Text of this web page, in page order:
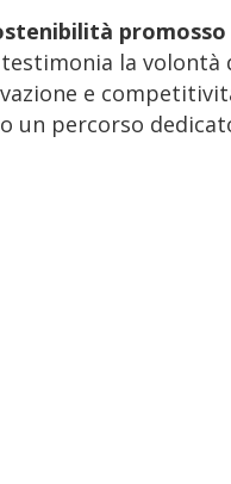
la volontà
e
un percorso